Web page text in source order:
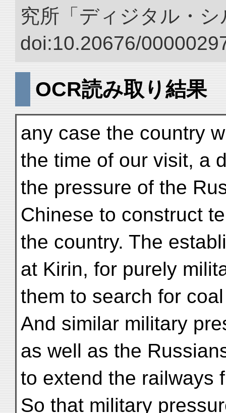
究所「ディジタル・
doi:10.20676/
OCR読み取り結果
any case the country
the time of our visit, a
the pressure of the
Chinese to construct
the country. The
at Kirin, for purely
them to search for
And similar military
as well as the
to extend the railways
So that military